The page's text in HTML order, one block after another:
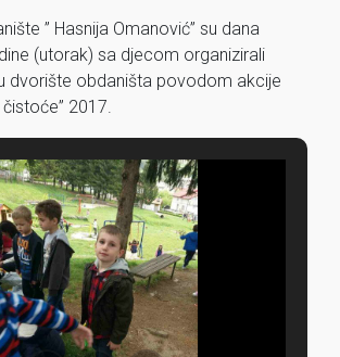
” Hasnija Omanović” su dana
(utorak) sa djecom organizirali
dvorište obdaništa povodom akcije
2017.